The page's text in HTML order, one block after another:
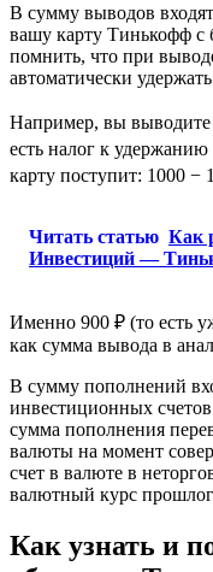
В сумму выводов
вашу карту Тинькофф с
помнить, что при
автоматически
Например, вы выводите
есть налог к
карту поступит: 1000 −
Читать статью Как
Инвестиций —
Именно 900 ₽ (то есть
как сумма вывода в
В сумму пополнений
инвестиционных
сумма пополнения
валюты на момент
счет в валюте в
валютный курс
Как узнать и